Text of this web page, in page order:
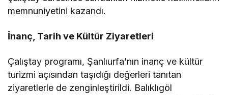
memnuniyetini kazandı.
İnanç, Tarih ve Kültür Ziyaretleri
Çalıştay programı, Şanlıurfa’nın inanç ve kültür
turizmi açısından taşıdığı değerleri tanıtan
ziyaretlerle de zenginleştirildi. Balıklıgöl